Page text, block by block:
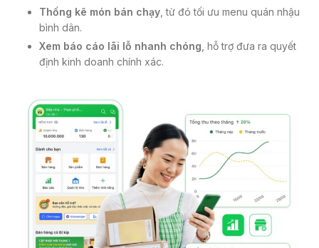
Thống kê món bán chạy , từ đó tối ưu menu quán nhậu
bình dân.
Xem báo cáo lãi lỗ nhanh chóng , hỗ trợ đưa ra quyết
định kinh doanh chính xác.